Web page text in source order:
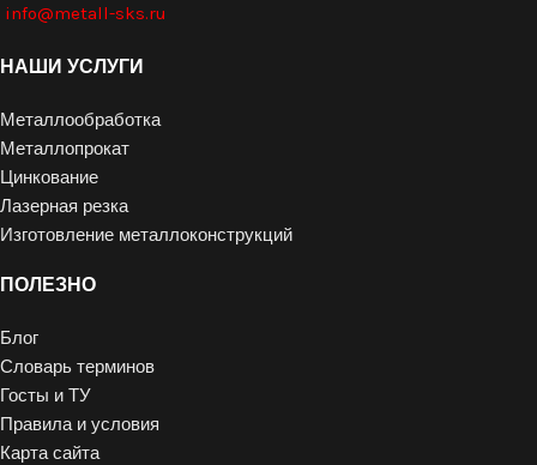
info@metall-sks.ru
НАШИ УСЛУГИ
Металлообработка
Металлопрокат
Цинкование
Лазерная резка
Изготовление металлоконструкций
ПОЛЕЗНО
Блог
Словарь терминов
Госты и ТУ
Правила и условия
Карта сайта